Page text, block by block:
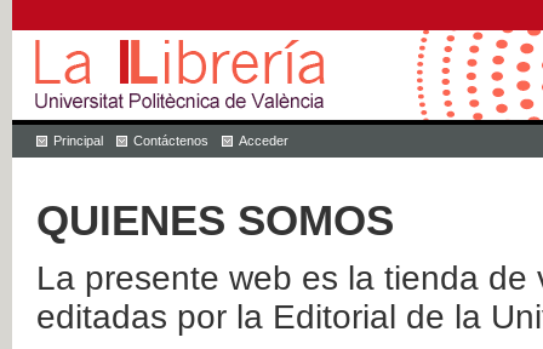
Principal Contáctenos Acceder
QUIENES SOMOS
La presente web es la tienda
editadas por la Editorial de la